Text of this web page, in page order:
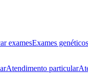
examesExames
Atendimento particular